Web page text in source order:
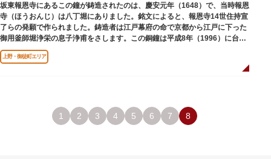
坂東報恩寺にあるこの鐘が鋳造されたのは、慶安元年（1648）で、当時報恩
寺（ほうおんじ）は八丁堀にありました。銘文によると、報恩寺14世住持宣
了らの発願で作られました。鋳造者は江戸幕府の命で京都から江戸に下った
御用釜師堀浄栄の息子浄甫をさします。この銅鐘は平成8年（1996）に台東
区有形文化財として登載されました。
上野・御徒町エリア
1 2 3 4 5 6 7 8